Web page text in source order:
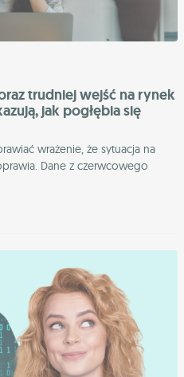
trudniej wejść na rynek
jak pogłębia się
wrażenie, że sytuacja na
Dane z czerwcowego